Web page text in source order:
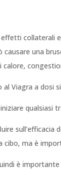
una
Viagra a dosi
qualsiasi
cibo, ma è
è